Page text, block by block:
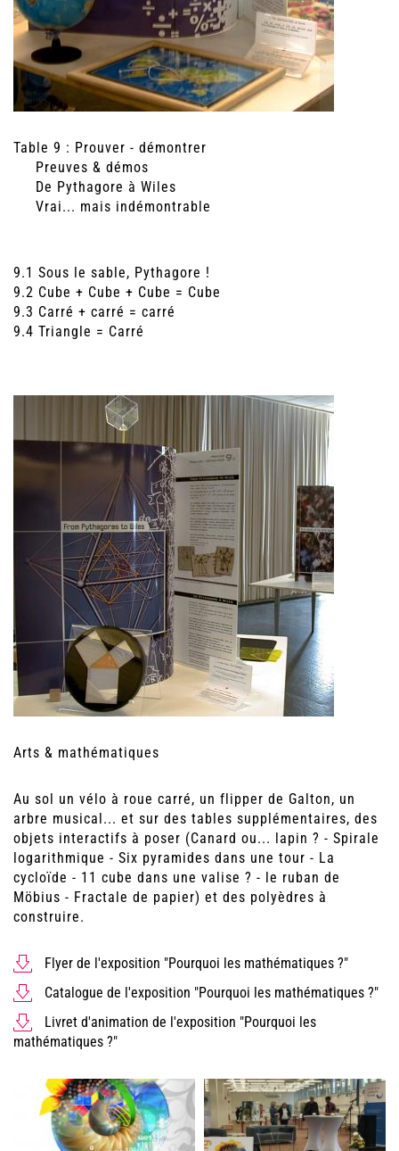
Table 9 : Prouver - démontrer
Preuves & démos
De Pythagore à Wiles
Vrai... mais indémontrable
9.1 Sous le sable, Pythagore !
9.2 Cube + Cube + Cube = Cube
9.3 Carré + carré = carré
9.4 Triangle = Carré
Arts & mathématiques
Au sol un vélo à roue carré, un flipper de Galton, un
arbre musical... et sur des tables supplémentaires, des
objets interactifs à poser (Canard ou... lapin ? - Spirale
logarithmique - Six pyramides dans une tour - La
cycloïde - 11 cube dans une valise ? - le ruban de
Möbius - Fractale de papier) et des polyèdres à
construire.
Flyer de l'exposition "Pourquoi les mathématiques ?"
Catalogue de l'exposition "Pourquoi les mathématiques ?"
Livret d'animation de l'exposition "Pourquoi les
mathématiques ?"